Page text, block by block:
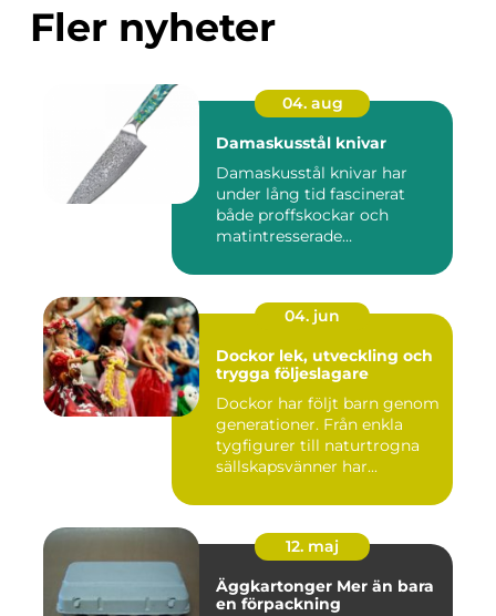
Fler nyheter
04. aug
Damaskusstål knivar
Damaskusstål knivar har
under lång tid fascinerat
både proffskockar och
matintresserade
04. jun
Dockor lek, utveckling och
trygga följeslagare
Dockor har följt barn genom
generationer. Från enkla
tygfigurer till naturtrogna
sällskapsvänner har...
12. maj
Äggkartonger Mer än bara
en förpackning